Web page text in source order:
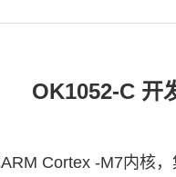
OK1052-C 开
ARM Cortex -M7内核